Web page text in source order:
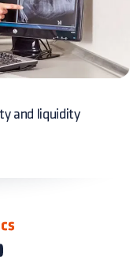
and liquidity